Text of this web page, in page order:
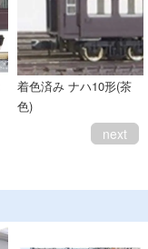
着色済み ナハ10形(茶
色)
next